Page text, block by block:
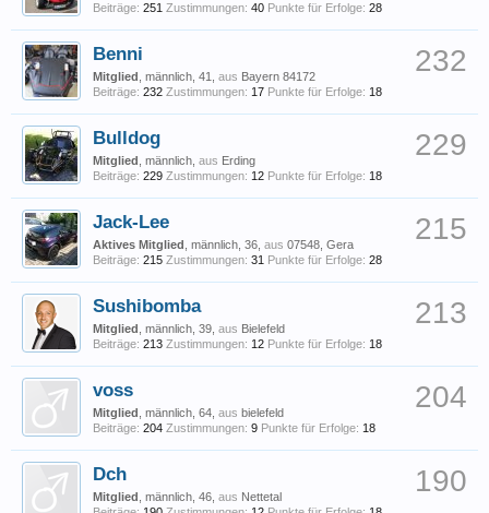
Beiträge: 251 Zustimmungen: 40 Punkte für Erfolge: 28
232
Benni
Mitglied , männlich, 41, aus Bayern 84172
Beiträge: 232 Zustimmungen: 17 Punkte für Erfolge: 18
229
Bulldog
Mitglied , männlich, aus Erding
Beiträge: 229 Zustimmungen: 12 Punkte für Erfolge: 18
215
Jack-Lee
Aktives Mitglied , männlich, 36, aus 07548, Gera
Beiträge: 215 Zustimmungen: 31 Punkte für Erfolge: 28
213
Sushibomba
Mitglied , männlich, 39, aus Bielefeld
Beiträge: 213 Zustimmungen: 12 Punkte für Erfolge: 18
204
voss
Mitglied , männlich, 64, aus bielefeld
Beiträge: 204 Zustimmungen: 9 Punkte für Erfolge: 18
190
Dch
Mitglied , männlich, 46, aus Nettetal